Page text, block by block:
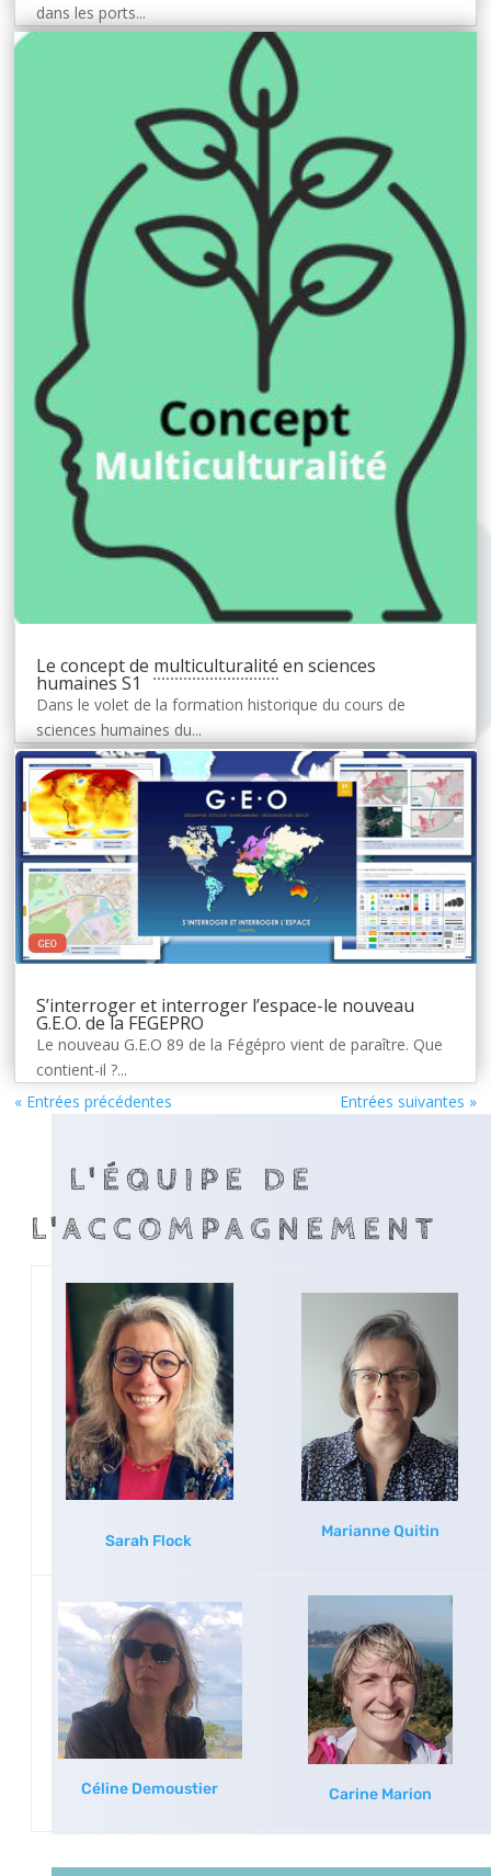
dans les ports...
Le concept de multiculturalité en sciences
humaines S1
Dans le volet de la formation historique du cours de
sciences humaines du...
S’interroger et interroger l’espace-le nouveau
G.E.O. de la FEGEPRO
Le nouveau G.E.O 89 de la Fégépro vient de paraître. Que
contient-il ?...
« Entrées précédentes
Entrées suivantes »
L'ÉQUIPE DE
L'ACCOMPAGNEMENT
Sarah Flock
Marianne Quitin
Céline Demoustier Carine Marion